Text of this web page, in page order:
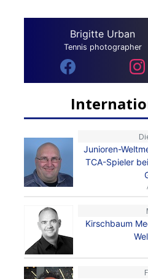
Brigitte Urban
Tennis photographer
Junioren-
TCA-Spieler
Kirschbaum